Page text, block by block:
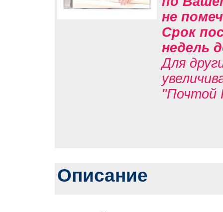
не
Срок
недель
Для
"Почтой
Описание